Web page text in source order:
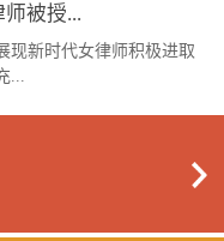
被授...
现新时代女律师积极进取
...